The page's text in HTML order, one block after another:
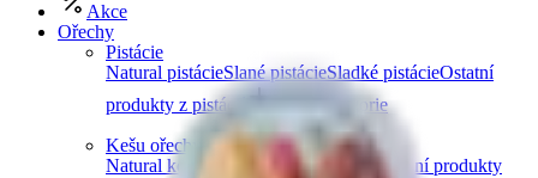
Akce
Ořechy
Pistácie
Natural pistácieSlané pistácieSladké pistácieOstatní
produkty z pistácií
Další kategorie
Kešu ořechy
Natural kešu
Sladké kešu
Ostatní produkty